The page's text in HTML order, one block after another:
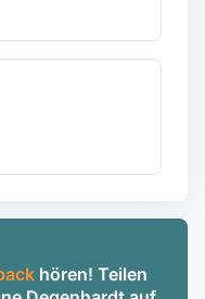
hören! Teilen